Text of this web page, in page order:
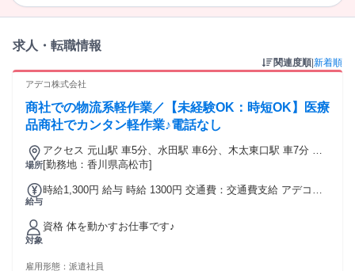
求人・転職情報
関連度順 新着順
アデコ株式会社
商社での物流系軽作業／【未経験OK：時短OK】医療
品商社でカンタン軽作業♪電話なし
場所
アクセス 元山駅 車5分、水田駅 車6分、木太東口駅 車7分 ※
自動車通勤可
[勤務地：香川県高松市]
給与
時給1,300円 給与 時給 1300円 交通費：交通費支給 アデコ規
対象
資格 体を動かすお仕事です♪
雇用形態： 派遣社員